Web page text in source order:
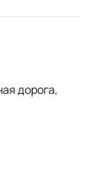
дорога,